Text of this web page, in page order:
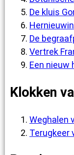
De kluis
De
Vertrek
Een nieuw
Klokken
Weghalen
Terugkeer